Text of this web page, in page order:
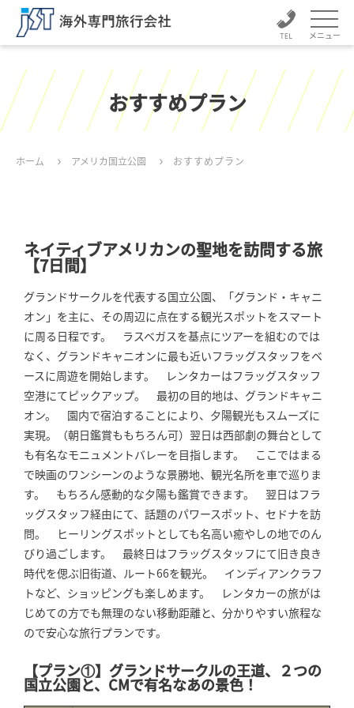
メニュー
おすすめプラン
ホーム アメリカ国立公園 おすすめプラン
ネイティブアメリカンの聖地を訪問する旅
【7日間】
グランドサークルを代表する国立公園、「グランド・キャニ
オン」を主に、その周辺に点在する観光スポットをスマート
に周る日程です。 ラスベガスを基点にツアーを組むのでは
なく、グランドキャニオンに最も近いフラッグスタッフをベ
ースに周遊を開始します。 レンタカーはフラッグスタッフ
空港にてピックアップ。 最初の目的地は、グランドキャニ
オン。 園内で宿泊することにより、夕陽観光もスムーズに
実現。（朝日鑑賞ももちろん可）翌日は西部劇の舞台として
も有名なモニュメントバレーを目指します。 ここではまる
で映画のワンシーンのような景勝地、観光名所を車で巡りま
す。 もちろん感動的な夕陽も鑑賞できます。 翌日はフラ
ッグスタッフ経由にて、話題のパワースポット、セドナを訪
問。 ヒーリングスポットとしても名高い癒やしの地でのん
びり過ごします。 最終日はフラッグスタッフにて旧き良き
時代を偲ぶ旧街道、ルート66を観光。 インディアンクラフ
トなど、ショッピングも楽しめます。 レンタカーの旅がは
じめての方でも無理のない移動距離と、分かりやすい旅程な
ので安心な旅行プランです。
【プラン①】グランドサークルの王道、２つの
国立公園と、CMで有名なあの景色！